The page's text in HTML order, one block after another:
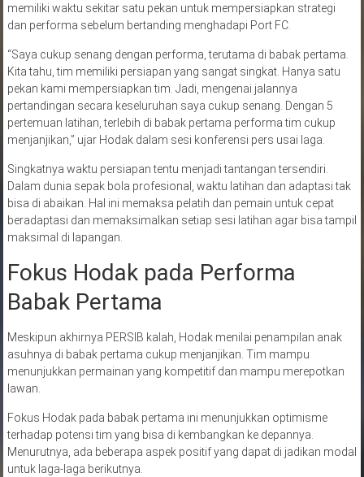
memiliki waktu sekitar satu pekan untuk mempersiapkan strategi
dan performa sebelum bertanding menghadapi Port FC.
“Saya cukup senang dengan performa, terutama di babak pertama.
Kita tahu, tim memiliki persiapan yang sangat singkat. Hanya satu
pekan kami mempersiapkan tim. Jadi, mengenai jalannya
pertandingan secara keseluruhan saya cukup senang. Dengan 5
pertemuan latihan, terlebih di babak pertama performa tim cukup
menjanjikan,” ujar Hodak dalam sesi konferensi pers usai laga.
Singkatnya waktu persiapan tentu menjadi tantangan tersendiri.
Dalam dunia sepak bola profesional, waktu latihan dan adaptasi tak
bisa di abaikan. Hal ini memaksa pelatih dan pemain untuk cepat
beradaptasi dan memaksimalkan setiap sesi latihan agar bisa tampil
maksimal di lapangan.
Fokus Hodak pada Performa
Babak Pertama
Meskipun akhirnya PERSIB kalah, Hodak menilai penampilan anak
asuhnya di babak pertama cukup menjanjikan. Tim mampu
menunjukkan permainan yang kompetitif dan mampu merepotkan
lawan.
Fokus Hodak pada babak pertama ini menunjukkan optimisme
terhadap potensi tim yang bisa di kembangkan ke depannya.
Menurutnya, ada beberapa aspek positif yang dapat di jadikan modal
untuk laga-laga berikutnya.